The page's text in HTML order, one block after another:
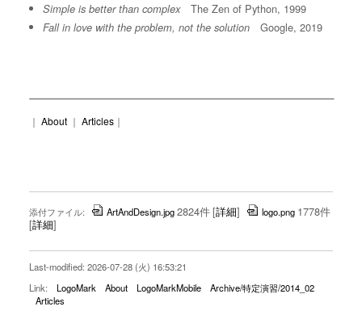
Simple is better than complexThe Zen of Python, 1999
Fall in love with the problem, not the solution Google, 2019
｜ About｜ Articles｜
添付ファイル: ArtAndDesign.jpg2824件[詳細] logo.png 1778件
[詳細]
Last-modified: 2026-07-28 (火) 16:53:21
Link:
LogoMark About LogoMarkMobile
Archive/特定演習/2014_02
Articles